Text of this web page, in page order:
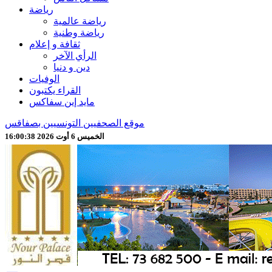
رياضة
رياضة عالمية
رياضة وطنية
ثقافة و إعلام
الرأي الآخر
دين و دنيا
الوفيات
القراء يكتبون
مايد إين سفاكس
موقع الصحفيين التونسيين بصفاقس
الخميس 6 أوت 2026 16:00:40